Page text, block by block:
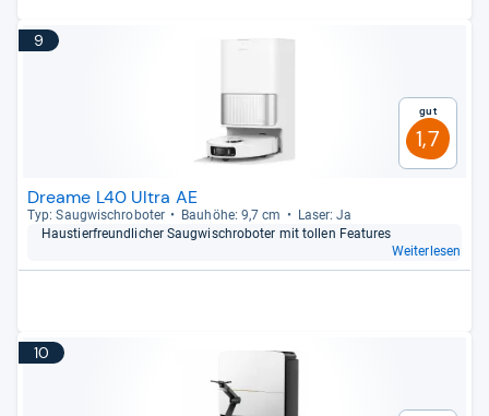
9
Gut
1,7
Dreame L40 Ultra AE
Typ: Saug­wisch­ro­bo­ter Bau­höhe: 9,7 cm
Laser: Ja
Haus­tier­freund­li­cher Saug­wisch­ro­bo­ter mit tol­len Fea­tu­res
Weiterlesen
10